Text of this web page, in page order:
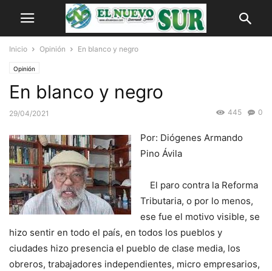
Inicio Opinión En blanco y negro
Opinión
En blanco y negro
29/04/2021 0
445
Por: Diógenes Armando
Pino Ávila
El paro contra la Reforma
Tributaria, o por lo menos,
ese fue el motivo visible, se
hizo sentir en todo el país, en todos los pueblos y
ciudades hizo presencia el pueblo de clase media, los
obreros, trabajadores independientes, micro empresarios,